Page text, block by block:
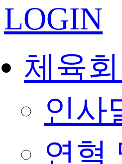
LOGIN
체육
인사
연혁